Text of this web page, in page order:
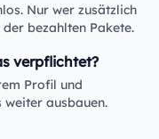
Nur wer zusätzlich
bezahlten Pakete.
verpflichtet?
Profil und
weiter ausbauen.